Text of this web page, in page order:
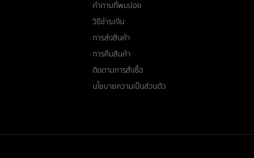
คำถามที่พบบ่อย
วิธีชำระเงิน
การส่งสินค้า
การคืนสินค้า
ติดตามการสั่งซื้อ
นโยบายความเป็นส่วนตัว